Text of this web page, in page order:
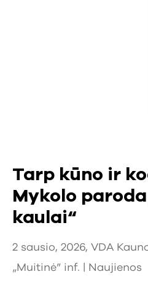
Tarp kūno ir
Mykolo
kaulai“
2 sausio, 2026, VDA
„Muitinė” inf. |
Naujienos